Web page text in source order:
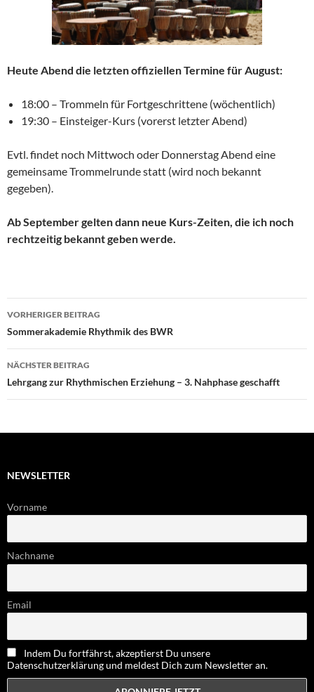
Heute Abend die letzten offiziellen Termine für August:
18:00 – Trommeln für Fortgeschrittene (wöchentlich)
19:30 – Einsteiger-Kurs (vorerst letzter Abend)
Evtl. findet noch Mittwoch oder Donnerstag Abend eine
gemeinsame Trommelrunde statt (wird noch bekannt
gegeben).
Ab September gelten dann neue Kurs-Zeiten, die ich noch
rechtzeitig bekannt geben werde.
Beitragsnavigation
VORHERIGER BEITRAG
Sommerakademie Rhythmik des BWR
NÄCHSTER BEITRAG
Lehrgang zur Rhythmischen Erziehung – 3. Nahphase geschafft
NEWSLETTER
Vorname
Nachname
Email
Indem Du fortfährst, akzeptierst Du unsere
Datenschutzerklärung und meldest Dich zum Newsletter an.